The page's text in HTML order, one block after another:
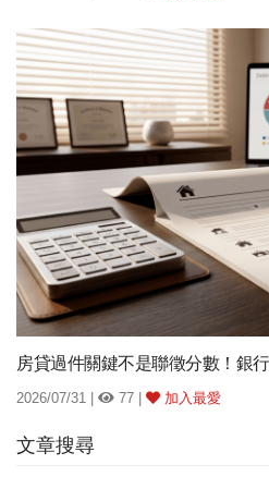
文章搜尋
房貸過件關鍵不是聯徵分數！銀
2026/07/31 | 77 | 加入最愛